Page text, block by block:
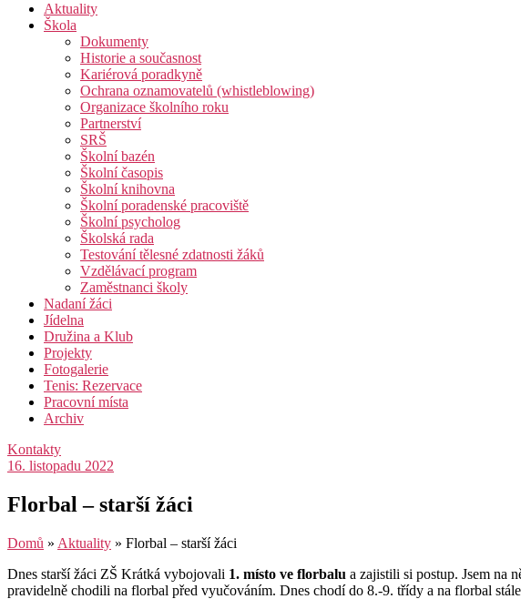
Aktuality
Škola
Dokumenty
Historie a současnost
Kariérová poradkyně
Ochrana oznamovatelů (whistleblowing)
Organizace školního roku
Partnerství
SRŠ
Školní bazén
Školní časopis
Školní knihovna
Školní poradenské pracoviště
Školní psycholog
Školská rada
Testování tělesné zdatnosti žáků
Vzdělávací program
Zaměstnanci školy
Nadaní žáci
Jídelna
Družina a Klub
Projekty
Fotogalerie
Tenis: Rezervace
Pracovní místa
Archiv
Kontakty
16. listopadu 2022
Florbal – starší žáci
Domů » Aktuality » Florbal – starší žáci
Dnes starší žáci ZŠ Krátká vybojovali 1. místo ve florbalu a zajistili si postup. Jsem na
pravidelně chodili na florbal před vyučováním. Dnes chodí do 8.-9. třídy a na florbal